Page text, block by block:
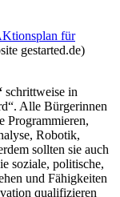
für
gestarted.de)
schrittweise in
Alle Bürgerinnen
Programmieren,
Robotik,
sollten sie auch
soziale, politische,
und Fähigkeiten
qualifizieren